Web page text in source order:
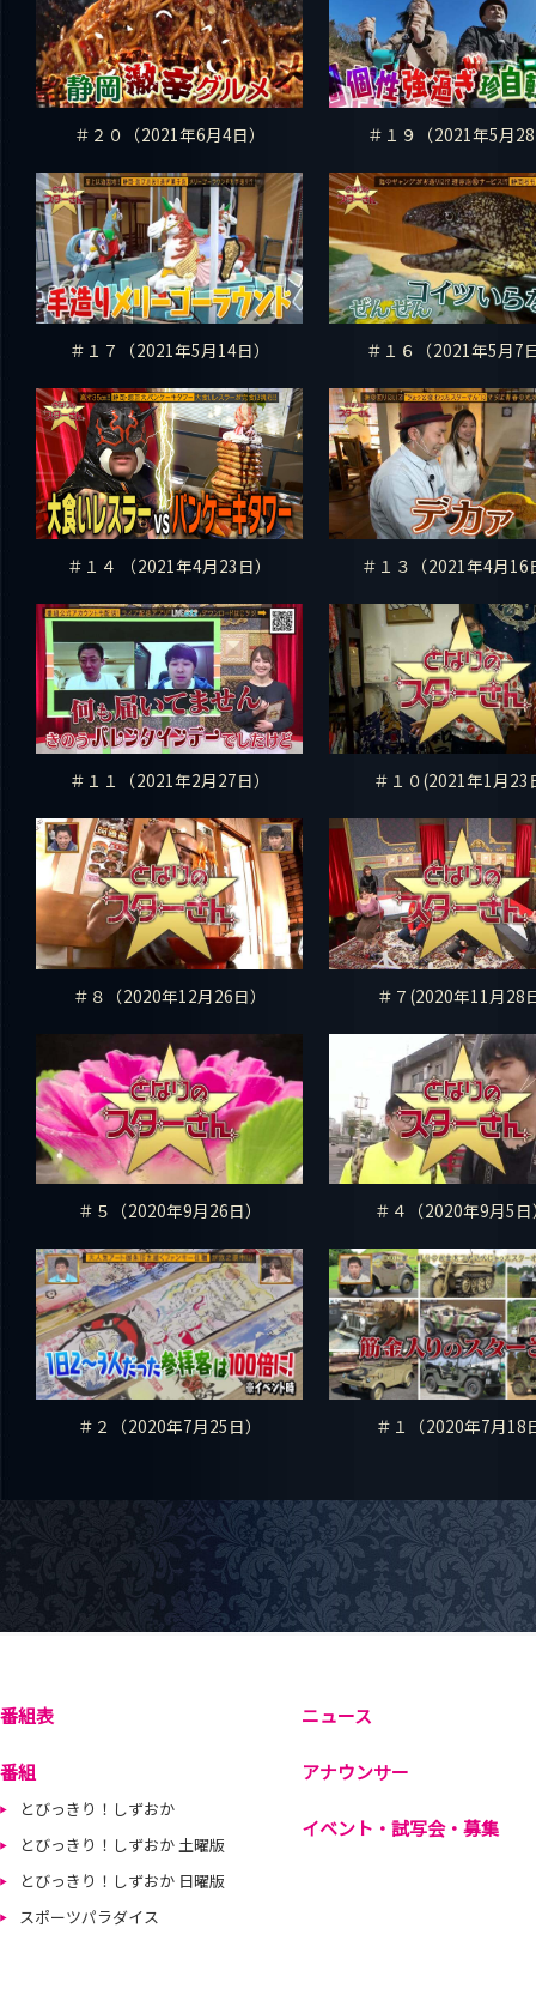
＃２０（2021年6月4日） ＃１９（2021年5月
＃１７（2021年5月14日） ＃１６（2021年5月7
＃１４ （2021年4月23日） ＃１３（2021年4月16
＃１１（2021年2月27日） ＃１０(2021年1月23
＃８（2020年12月26日） ＃７(2020年11月28
＃５（2020年9月26日） ＃４（2020年9月5
＃２（2020年7月25日） ＃１（2020年7月18
番組表
番組
とびっきり！しずおか
とびっきり！しずおか 土曜版
とびっきり！しずおか 日曜版
スポーツパラダイス
ニュース
アナウンサー
イベント・試写会・募集